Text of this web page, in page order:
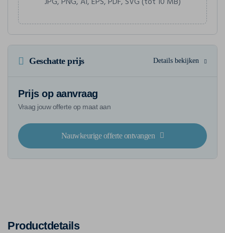
Geschatte prijs Details bekijken
Prijs op aanvraag
Vraag jouw offerte op maat aan
Nauwkeurige offerte ontvangen
Productdetails